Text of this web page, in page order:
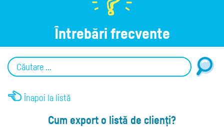
Întrebări frecvente
Înapoi la listă
Cum export o listă de clienți?